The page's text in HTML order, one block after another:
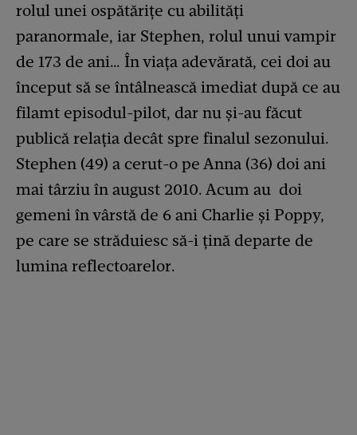
rolul unei ospătărițe cu abilități
paranormale, iar Stephen, rolul unui vampir
de 173 de ani… În viața adevărată, cei doi au
început să se întâlnească imediat după ce au
filamt episodul-pilot, dar nu și-au făcut
publică relația decât spre finalul sezonului.
Stephen (49) a cerut-o pe Anna (36) doi ani
mai târziu în august 2010. Acum au doi
gemeni în vârstă de 6 ani Charlie și Poppy,
pe care se străduiesc să-i țină departe de
lumina reflectoarelor.